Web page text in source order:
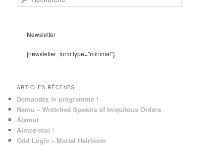
e
Newsletter
[newsletter_form type="minimal"]
ARTICLES RÉCENTS
Demandez le programme !
Namu – Wretched Spawns of Iniquitous Orders
Alamut
Aimez-moi !
Odd Logic – Mortal Heirloom